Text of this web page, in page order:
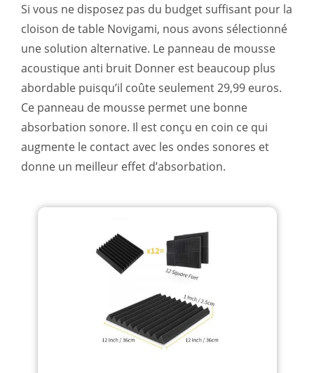
Si vous ne disposez pas du budget suffisant pour la
cloison de table Novigami, nous avons sélectionné
une solution alternative. Le panneau de mousse
acoustique anti bruit Donner est beaucoup plus
abordable puisqu’il coûte seulement 29,99 euros.
Ce panneau de mousse permet une bonne
absorbation sonore. Il est conçu en coin ce qui
augmente le contact avec les ondes sonores et
donne un meilleur effet d’absorbation.